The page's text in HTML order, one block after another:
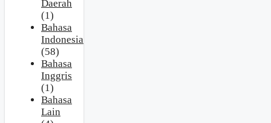
Daerah
(1)
Bahasa
Indonesia
(58)
Bahasa
Inggris
(1)
Bahasa
Lain